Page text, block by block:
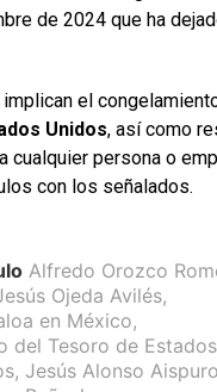
de 2024 que ha
el
Unidos, así como
cualquier persona o
con los señalados.
Alfredo Orozco
Ojeda Avilés,
en México,
del Tesoro de
, Jesús Alonso